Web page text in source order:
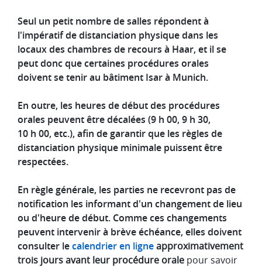
Seul un petit nombre de salles répondent à
l'impératif de distanciation physique dans les
locaux des chambres de recours à Haar, et il se
peut donc que certaines procédures orales
doivent se tenir au bâtiment Isar à Munich.
En outre, les heures de début des procédures
orales peuvent être décalées (9 h 00, 9 h 30,
10 h 00, etc.), afin de garantir que les règles de
distanciation physique minimale puissent être
respectées.
En règle générale, les parties ne recevront pas de
notification les informant d'un changement de lieu
ou d'heure de début. Comme ces changements
peuvent intervenir à brève échéance,elles doivent
consulter lecalendrier en ligneapproximativement
trois jours avant leur procédure orale pour savoir